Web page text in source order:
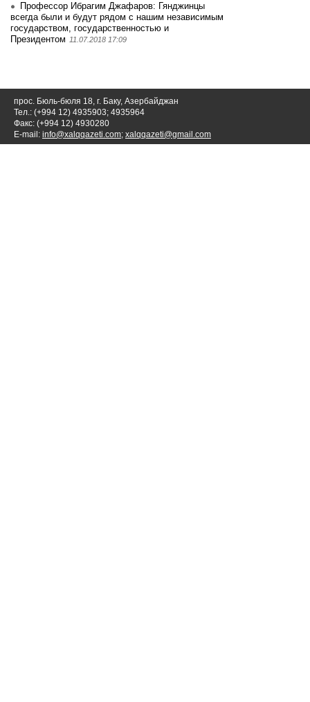
Профессор Ибрагим Джафаров: Гянджинцы
всегда были и будут рядом с нашим независимым
государством, государственностью и
Президентом 11.07.2018 17:09
прос. Бюль-бюля 18, г. Баку, Азербайджан
Тел.: (+994 12) 4935903; 4935964
Факс: (+994 12) 4930280
E-mail: info@xalqqazeti.com; xalqqazeti@gmail.com